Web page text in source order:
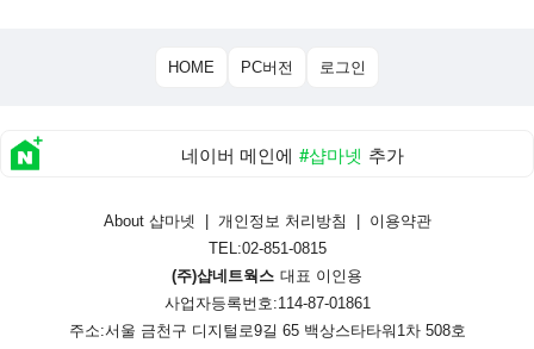
HOME PC버전 로그인
네이버 메인에 #샵마넷 추가
About 샵마넷 개인정보 처리방침
이용약관
TEL:02-851-0815
(주)샵네트웍스 대표 이인용
사업자등록번호:114-87-01861
주소:서울 금천구 디지털로9길 65 백상스타타워1차 508호